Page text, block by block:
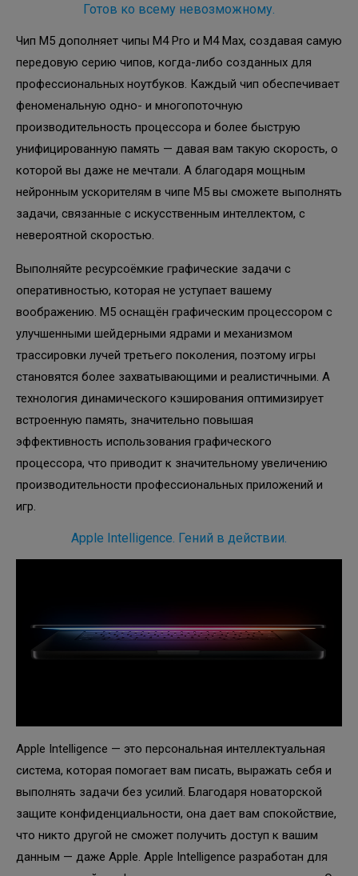
Готов ко всему невозможному.
Чип M5 дополняет чипы M4 Pro и M4 Max, создавая самую
передовую серию чипов, когда-либо созданных для
профессиональных ноутбуков. Каждый чип обеспечивает
феноменальную одно- и многопоточную
производительность процессора и более быструю
унифицированную память — давая вам такую скорость, о
которой вы даже не мечтали. А благодаря мощным
нейронным ускорителям в чипе M5 вы сможете выполнять
задачи, связанные с искусственным интеллектом, с
невероятной скоростью.
Выполняйте ресурсоёмкие графические задачи с
оперативностью, которая не уступает вашему
воображению. M5 оснащён графическим процессором с
улучшенными шейдерными ядрами и механизмом
трассировки лучей третьего поколения, поэтому игры
становятся более захватывающими и реалистичными. А
технология динамического кэширования оптимизирует
встроенную память, значительно повышая
эффективность использования графического
процессора, что приводит к значительному увеличению
производительности профессиональных приложений и
игр.
Apple Intelligence. Гений в действии.
Apple Intelligence — это персональная интеллектуальная
система, которая помогает вам писать, выражать себя и
выполнять задачи без усилий. Благодаря новаторской
защите конфиденциальности, она дает вам спокойствие,
что никто другой не сможет получить доступ к вашим
данным — даже Apple. Apple Intelligence разработан для